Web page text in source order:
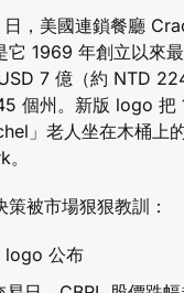
，美國連鎖餐廳
它 1969 年創立以來
7 億（約 NTD
個州。新版 logo 把
」老人坐在木桶上
被市場狠狠教訓：
logo 公布